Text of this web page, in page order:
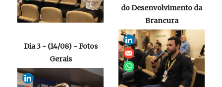
do Desenvolvimento da
Brancura
Dia 3 - (14/08) - Fotos
Gerais